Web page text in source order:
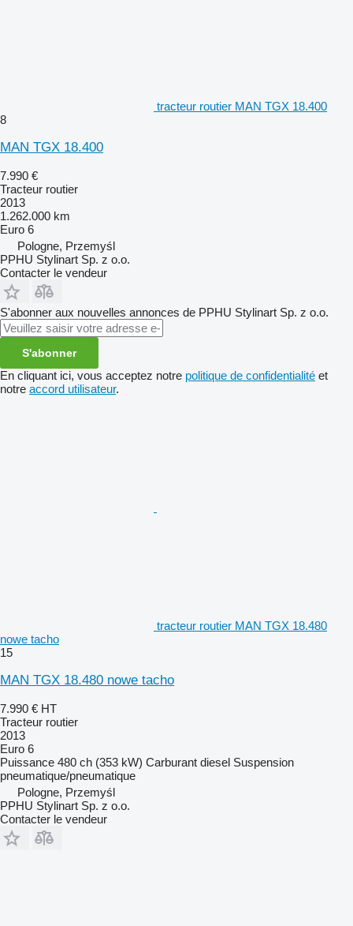
tracteur routier MAN TGX 18.400
8
MAN TGX 18.400
7.990 €
Tracteur routier
2013
1.262.000 km
Euro 6
Pologne, Przemyśl
PPHU Stylinart Sp. z o.o.
Contacter le vendeur
S'abonner aux nouvelles annonces de PPHU Stylinart Sp. z o.o.
S'abonner
En cliquant ici, vous acceptez notre politique de confidentialité et
notre accord utilisateur.
tracteur routier MAN TGX 18.480
nowe tacho
15
MAN TGX 18.480 nowe tacho
7.990 € HT
Tracteur routier
2013
Euro 6
Puissance 480 ch (353 kW) Carburant diesel Suspension
pneumatique/pneumatique
Pologne, Przemyśl
PPHU Stylinart Sp. z o.o.
Contacter le vendeur